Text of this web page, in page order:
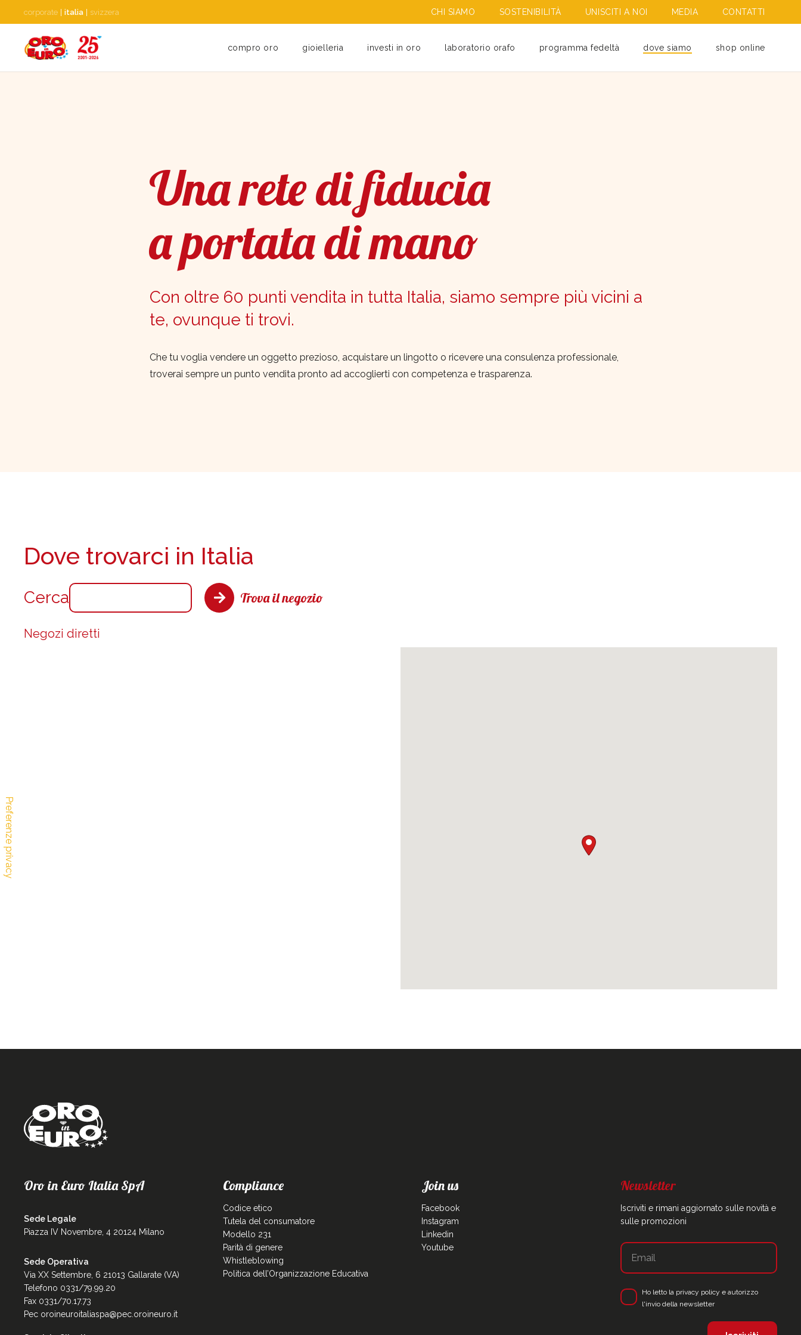
corporate italia svizzera CHI SIAMO SOSTENIBILITÀ UNISCITI A NOI MEDIA CONTATTI
compro oro gioielleria investi in oro laboratorio orafo programma fedeltà dove siamo shop online
Una rete di fiducia
a portata di mano
Con oltre 60 punti vendita in tutta Italia, siamo sempre più vicini a
te, ovunque ti trovi.
Che tu voglia vendere un oggetto prezioso, acquistare un lingotto o ricevere una consulenza professionale,
troverai sempre un punto vendita pronto ad accoglierti con competenza e trasparenza.
Cerca Trova il negozio
Dove trovarci in Italia
Negozi diretti
Oro in Euro Italia SpA
Sede Legale
Piazza IV Novembre, 4 20124 Milano
Sede Operativa
Via XX Settembre, 6 21013 Gallarate (VA)
Telefono 0331/79.99.20
Fax 0331/70.17.73
Pec oroineuroitaliaspa@pec.oroineuro.it
Compliance
Codice etico
Tutela del consumatore
Modello 231
Parità di genere
Whistleblowing
Politica dell’Organizzazione Educativa
Join us
Facebook
Instagram
Linkedin
Youtube
Newsletter
Iscriviti e rimani aggiornato sulle novità e
sulle promozioni
Ho letto la privacy policy e autorizzo
l'invio della newsletter